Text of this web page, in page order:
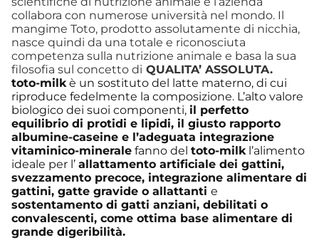
collabora con numerose università nel mondo. Il
mangime Toto, prodotto assolutamente di nicchia,
nasce quindi da una totale e riconosciuta
competenza sulla nutrizione animale e basa la sua
filosofia sul concetto di QUALITA’ ASSOLUTA.
toto-milkè un sostituto del latte materno, di cui
riproduce fedelmente la composizione. L’alto valore
biologico dei suoi componenti, il perfetto
equilibrio di protidi e lipidi, il giusto rapporto
albumine-caseine e l’adeguata integrazione
vitaminico-minerale fanno del toto-milkl’alimento
ideale per l’ allattamento artificiale dei gattini,
svezzamento precoce, integrazione alimentare di
gattini, gatte gravide o allattanti e
sostentamento di gatti anziani, debilitati o
convalescenti, come ottima base alimentare di
grande digeribilità.